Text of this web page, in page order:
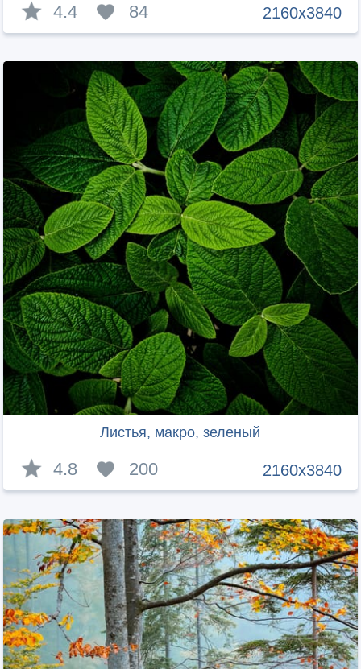
2160x3840
4.4 84
Листья, макро, зеленый
2160x3840
4.8 200